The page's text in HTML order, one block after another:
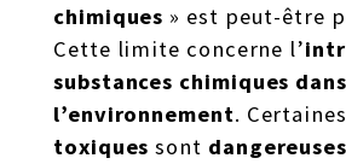
chimiques » est peut-être
Cette limite concerne l’
substances chimiques dans
l’environnement.
toxiques sont dangereuses